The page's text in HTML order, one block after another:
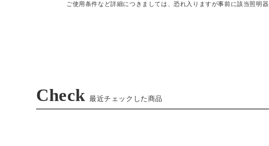
ご使用条件など詳細につきましては、恐れ入りますが事前に該当照明
Check 最近チェックした商品